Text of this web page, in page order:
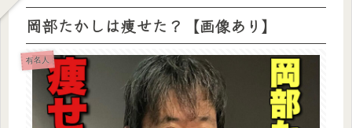
岡部たかしは痩せた？【画像あり】
有名人